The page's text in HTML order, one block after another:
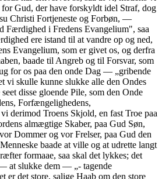
for Gud, der have forskyldt idel Straf, dog
Christi Fortjeneste og Forbøn, —
Færdighed i Fredens Evangelium", saa
ere istand til at vandre op og ned,
Evangelium, som er givet os, og derfra
baade til Angreb og til Forsvar, som
for os paa den onde Dag — „gribende
vi skulle kunne slukke alle den Ondes
disse gloende Pile, som den Onde
Forfængelighedens,
derimod Troens Skjold, en fast Troe paa
almægtige Skaber, paa Gud Søn,
Dommer og vor Frelser, paa Gud den
baade at ville og at udrette langt
formaae, saa skal det lykkes; det
at slukke dem — „- tagende
er det store, salige Haab om den store